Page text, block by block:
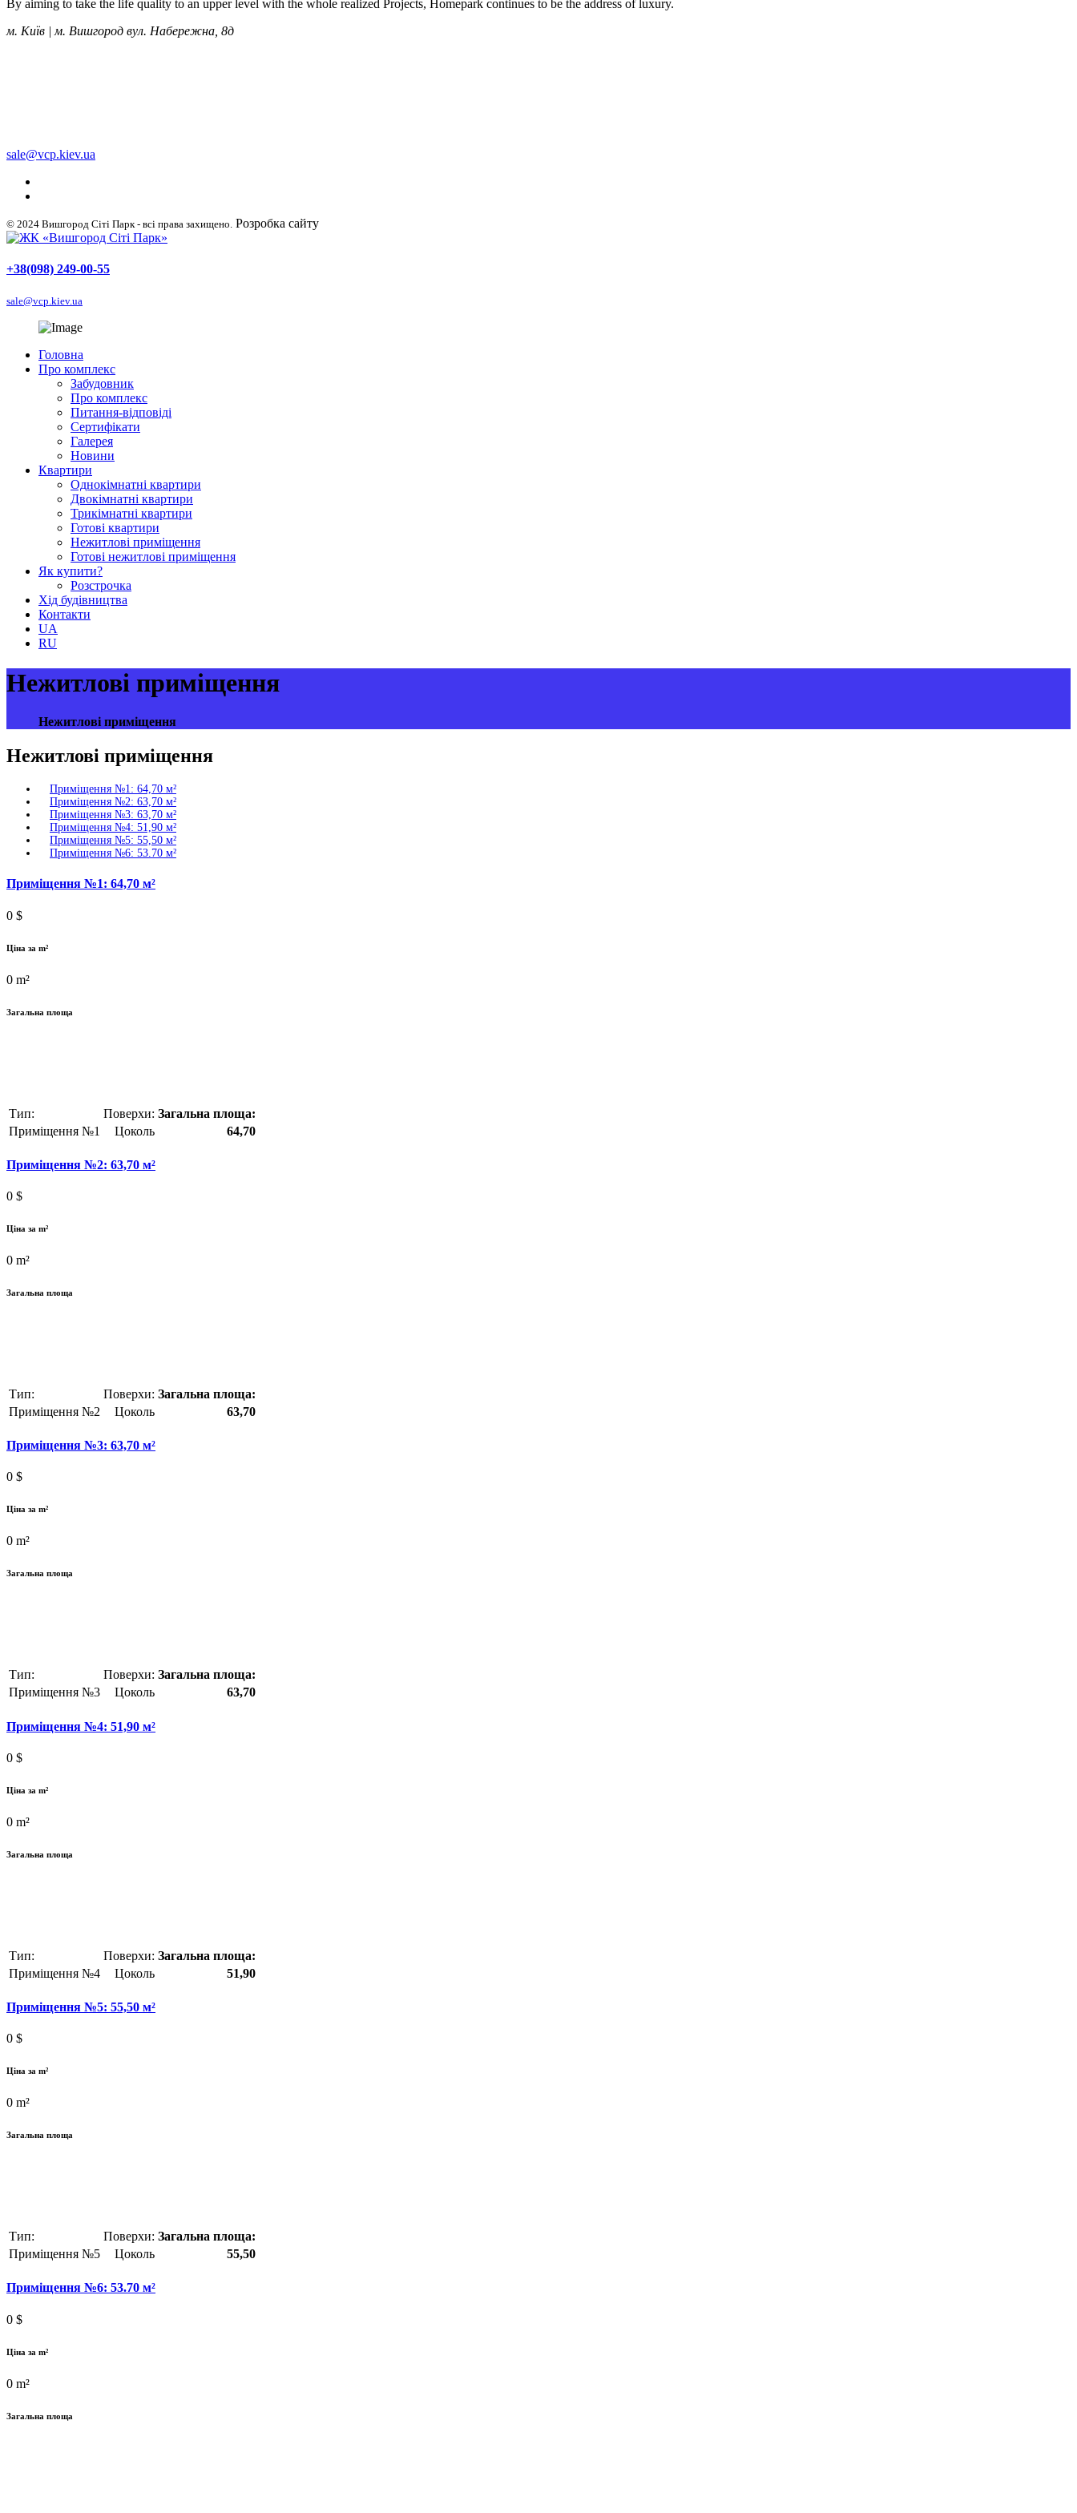
By aiming to take the life quality to an upper level with the whole realized Projects, Homepark continues to be the address of luxury.
м. Київ | м. Вишгород вул. Набережна, 8д
sale@vcp.kiev.ua
© 2024 Вишгород Сіті Парк - всі права захищено. Розробка сайту
+38(098) 249-00-55
sale@vcp.kiev.ua
Головна
Про комплекс
Забудовник
Про комплекс
Питання-відповіді
Сертифікати
Галерея
Новини
Квартири
Однокімнатні квартири
Двокімнатні квартири
Трикімнатні квартири
Готові квартири
Нежитлові приміщення
Готові нежитлові приміщення
Як купити?
Розстрочка
Хід будівництва
Контакти
UA
RU
Нежитлові приміщення
Нежитлові приміщення
Нежитлові приміщення
Приміщення №1: 64,70 м²
Приміщення №2: 63,70 м²
Приміщення №3: 63,70 м²
Приміщення №4: 51,90 м²
Приміщення №5: 55,50 м²
Приміщення №6: 53.70 м²
Приміщення №1: 64,70 м²
0 $
Ціна за m²
0 m²
Загальна площа
Тип: Поверхи: Загальна площа:
Приміщення №1
Цоколь 64,70
Приміщення №2: 63,70 м²
0 $
Ціна за m²
0 m²
Загальна площа
Тип: Поверхи: Загальна площа:
Приміщення №2
Цоколь 63,70
Приміщення №3: 63,70 м²
0 $
Ціна за m²
0 m²
Загальна площа
Тип: Поверхи: Загальна площа:
Приміщення №3
Цоколь 63,70
Приміщення №4: 51,90 м²
0 $
Ціна за m²
0 m²
Загальна площа
Тип: Поверхи: Загальна площа:
Приміщення №4
Цоколь 51,90
Приміщення №5: 55,50 м²
0 $
Ціна за m²
0 m²
Загальна площа
Тип: Поверхи: Загальна площа:
Приміщення №5
Цоколь 55,50
Приміщення №6: 53.70 м²
0 $
Ціна за m²
0 m²
Загальна площа